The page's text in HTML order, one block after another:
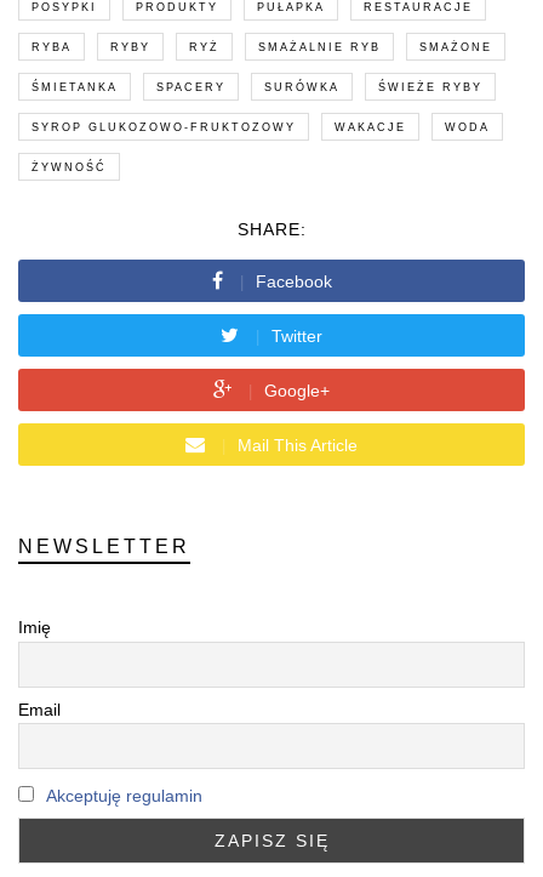
POSYPKI PRODUKTY PUŁAPKA RESTAURACJE
RYBA RYBY RYŻ SMAŻALNIE RYB SMAŻONE
ŚMIETANKA SPACERY SURÓWKA ŚWIEŻE RYBY
SYROP GLUKOZOWO-FRUKTOZOWY WAKACJE WODA
ŻYWNOŚĆ
SHARE:
Facebook
Twitter
Google+
Mail This Article
NEWSLETTER
Imię
Email
Akceptuję regulamin